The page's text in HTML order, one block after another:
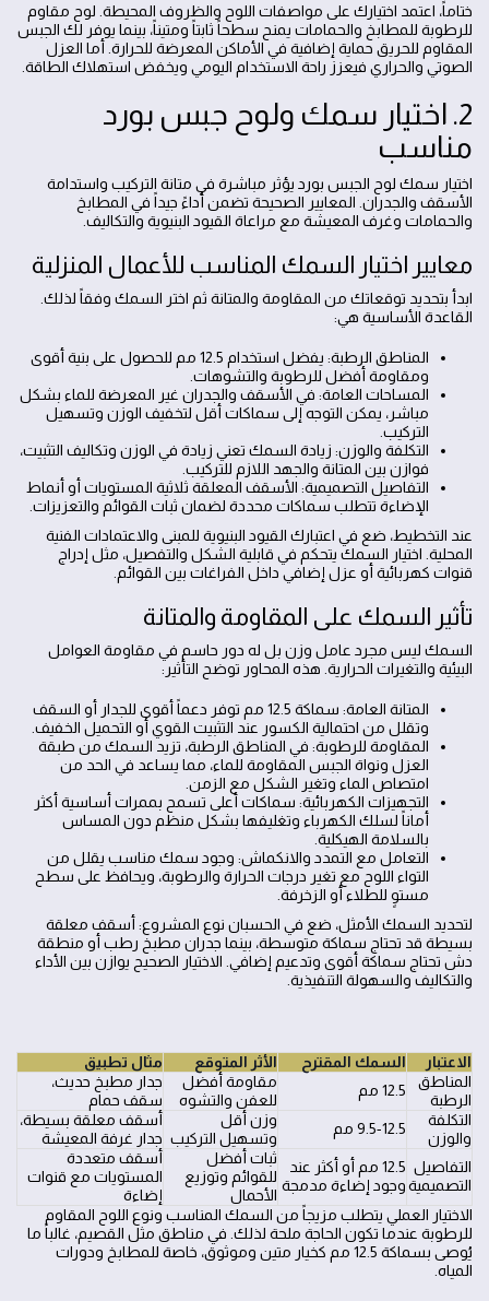
ختاماً، اعتمد اختيارك على مواصفات اللوح والظروف المحيطة. لوح مقاوم
للرطوبة للمطابخ والحمامات يمنح سطحاً ثابتاً ومتيناً، بينما يوفر لك الجبس
المقاوم للحريق حماية إضافية في الأماكن المعرضة للحرارة. أما العزل
الصوتي والحراري فيعزز راحة الاستخدام اليومي ويخفض استهلاك الطاقة.
2. اختيار سمك ولوح جبس بورد
مناسب
اختيار سمك لوح الجبس بورد يؤثر مباشرة في متانة التركيب واستدامة
الأسقف والجدران. المعايير الصحيحة تضمن أداءً جيداً في المطابخ
والحمامات وغرف المعيشة مع مراعاة القيود البنيوية والتكاليف.
معايير اختيار السمك المناسب للأعمال المنزلية
ابدأ بتحديد توقعاتك من المقاومة والمتانة ثم اختر السمك وفقاً لذلك.
القاعدة الأساسية هي:
المناطق الرطبة: يفضل استخدام 12.5 مم للحصول على بنية أقوى
ومقاومة أفضل للرطوبة والتشوهات.
المساحات العامة: في الأسقف والجدران غير المعرضة للماء بشكل
مباشر، يمكن التوجه إلى سماكات أقل لتخفيف الوزن وتسهيل
التركيب.
التكلفة والوزن: زيادة السمك تعني زيادة في الوزن وتكاليف التثبيت،
فوازن بين المتانة والجهد اللازم للتركيب.
التفاصيل التصميمية: الأسقف المعلقة ثلاثية المستويات أو أنماط
الإضاءة تتطلب سماكات محددة لضمان ثبات القوائم والتعزيزات.
عند التخطيط، ضع في اعتبارك القيود البنيوية للمبنى والاعتمادات الفنية
المحلية. اختيار السمك يتحكم في قابلية الشكل والتفصيل، مثل إدراج
قنوات كهربائية أو عزل إضافي داخل الفراغات بين القوائم.
تأثير السمك على المقاومة والمتانة
السمك ليس مجرد عامل وزن بل له دور حاسم في مقاومة العوامل
البيئية والتغيرات الحرارية. هذه المحاور توضح التأثير:
المتانة العامة: سماكة 12.5 مم توفر دعماً أقوى للجدار أو السقف
وتقلل من احتمالية الكسور عند التثبيت القوي أو التحميل الخفيف.
المقاومة للرطوبة: في المناطق الرطبة، تزيد السمك من طبقة
العزل ونواة الجبس المقاومة للماء، مما يساعد في الحد من
امتصاص الماء وتغير الشكل مع الزمن.
التجهيزات الكهربائية: سماكات أعلى تسمح بممرات أساسية أكثر
أماناً لسلك الكهرباء وتغليفها بشكل منظم دون المساس
بالسلامة الهيكلية.
التعامل مع التمدد والانكماش: وجود سمك مناسب يقلل من
التواء اللوح مع تغير درجات الحرارة والرطوبة، ويحافظ على سطح
مستوٍ للطلاء أو الزخرفة.
لتحديد السمك الأمثل، ضع في الحسبان نوع المشروع: أسقف معلقة
بسيطة قد تحتاج سماكة متوسطة، بينما جدران مطبخ رطب أو منطقة
دش تحتاج سماكة أقوى وتدعيم إضافي. الاختيار الصحيح يوازن بين الأداء
والتكاليف والسهولة التنفيذية.
الاعتبار السمك المقترح الأثر المتوقع
مثال تطبيق
المناطق
الرطبة
12.5 مم
مقاومة أفضل
للعفن والتشوه
جدار مطبخ حديث،
سقف حمام
التكلفة
والوزن
9.5-12.5 مم
وزن أقل
وتسهيل التركيب
أسقف معلقة بسيطة،
جدار غرفة المعيشة
التفاصيل
التصميمية
12.5 مم أو أكثر عند
وجود إضاءة مدمجة
ثبات أفضل
للقوائم وتوزيع
الأحمال
أسقف متعددة
المستويات مع قنوات
إضاءة
الاختيار العملي يتطلب مزيجاً من السمك المناسب ونوع اللوح المقاوم
للرطوبة عندما تكون الحاجة ملحة لذلك. في مناطق مثل القصيم، غالباً ما
يُوصى بسماكة 12.5 مم كخيار متين وموثوق، خاصة للمطابخ ودورات
المياه.